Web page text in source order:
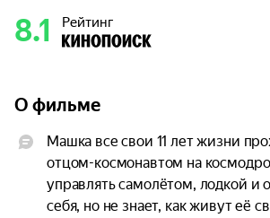
8.1 Рейтинг
О фильме
Машка все свои 11 лет жизни
отцом-космонавтом на
управлять самолётом, лодкой и
себя, но не знает, как живут её